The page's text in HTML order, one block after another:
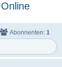
Abonnenten: 1